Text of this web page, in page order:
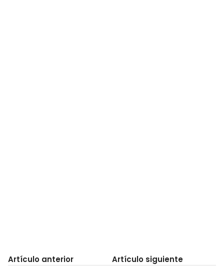
Artículo anterior Artículo siguiente